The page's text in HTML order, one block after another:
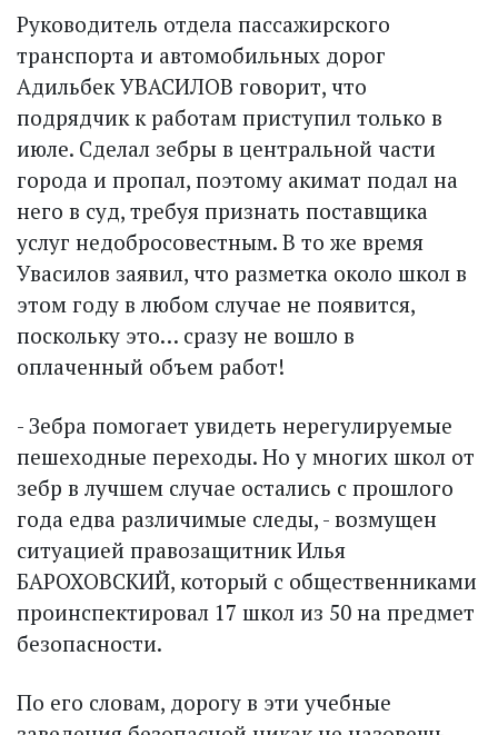
Руководитель отдела пассажирского
транспорта и автомобильных дорог
Адильбек УВАСИЛОВ говорит, что
подрядчик к работам приступил только в
июле. Сделал зебры в центральной части
города и пропал, поэтому акимат подал на
него в суд, требуя признать поставщика
услуг недобросовестным. В то же время
Увасилов заявил, что разметка около школ в
этом году в любом случае не появится,
поскольку это… сразу не вошло в
оплаченный объем работ!
- Зебра помогает увидеть нерегулируемые
пешеходные переходы. Но у многих школ от
зебр в лучшем случае остались с прошлого
года едва различимые следы, - возмущен
ситуацией правозащитник Илья
БАРОХОВСКИЙ, который с общественниками
проинспектировал 17 школ из 50 на предмет
безопасности.
По его словам, дорогу в эти учебные